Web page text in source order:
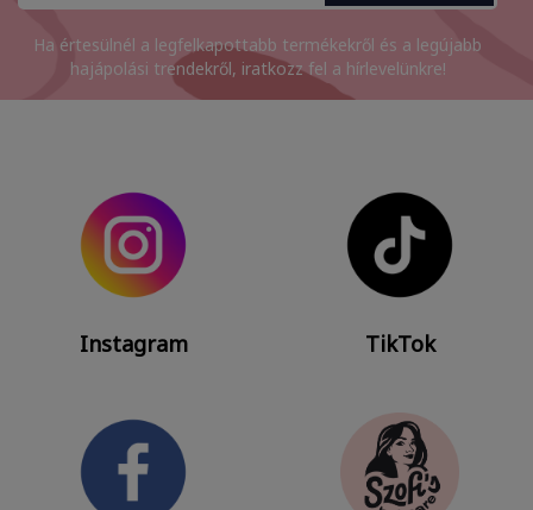
Ha értesülnél a legfelkapottabb termékekről és a legújabb
hajápolási trendekről, iratkozz fel a hírlevelünkre!
Instagram TikTok